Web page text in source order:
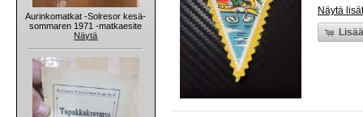
Aurinkomatkat -Solresor kesä-
sommaren 1971 -matkaesite
Näytä
Näytä